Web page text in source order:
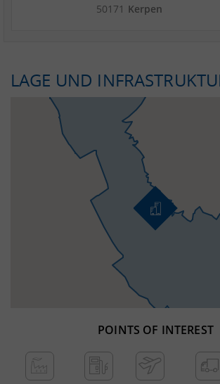
Rhein-Erft-Kreis
50171 Kerpen
LAGE UND
POINTS OF INTEREST